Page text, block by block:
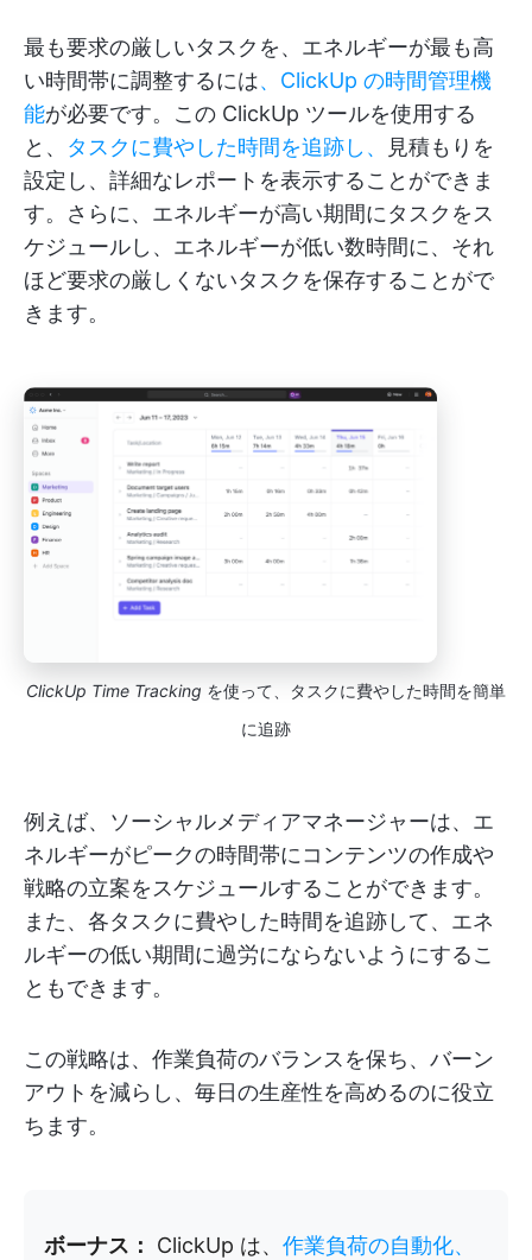
最も要求の厳しいタスクを、エネルギーが最も高
い時間帯に調整するには、ClickUp の時間管理機
能が必要です。この ClickUp ツールを使用する
と、 タスクに費やした時間を追跡し、
見積もりを
設定し、詳細なレポートを表示することができま
す。さらに、エネルギーが高い期間にタスクをス
ケジュールし、エネルギーが低い数時間に、それ
ほど要求の厳しくないタスクを保存することがで
きます。
ClickUp Time Tracking を使って、タスクに費やした時間を簡単
に追跡
例えば、ソーシャルメディアマネージャーは、エ
ネルギーがピークの時間帯にコンテンツの作成や
戦略の立案をスケジュールすることができます。
また、各タスクに費やした時間を追跡して、エネ
ルギーの低い期間に過労にならないようにするこ
ともできます。
この戦略は、作業負荷のバランスを保ち、バーン
アウトを減らし、毎日の生産性を高めるのに役立
ちます。
ボーナス： ClickUp は、 作業負荷の自動化、